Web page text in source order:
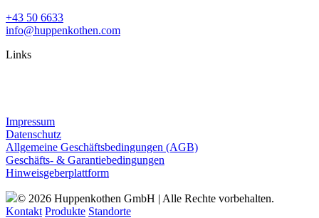
+43 50 6633
info@huppenkothen.com
Links
Impressum
Datenschutz
Allgemeine Geschäftsbedingungen (AGB)
Geschäfts- & Garantiebedingungen
Hinweisgeberplattform
© 2026 Huppenkothen GmbH | Alle Rechte vorbehalten.
Kontakt Produkte Standorte